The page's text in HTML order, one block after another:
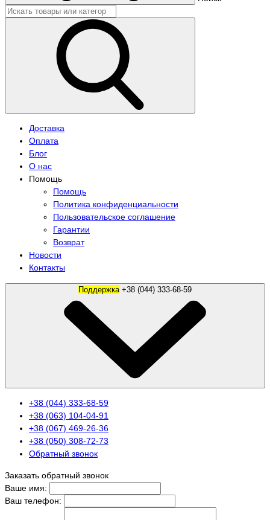
Доставка
Оплата
Блог
О нас
Помощь
Помощь
Политика конфиденциальности
Пользовательское соглашение
Гарантии
Возврат
Новости
Контакты
Поддержка
+38 (044) 333-68-59
+38 (063) 104-04-91
+38 (067) 469-26-36
+38 (050) 308-72-73
Обратный звонок
Заказать обратный звонок
Ваше имя:
Ваш телефон: